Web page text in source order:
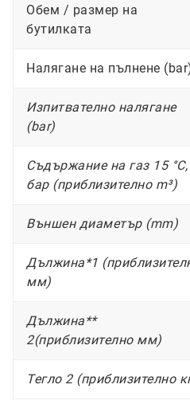
Обем / размер на
бутилката
Налягане на пълнене
Изпитвателно налягане
(bar)
Съдържание на газ 15
бар (приблизително m³)
Външен диаметър (mm)
Дължина*1
мм)
Дължина**
2(приблизително мм)
Тегло 2 (приблизително